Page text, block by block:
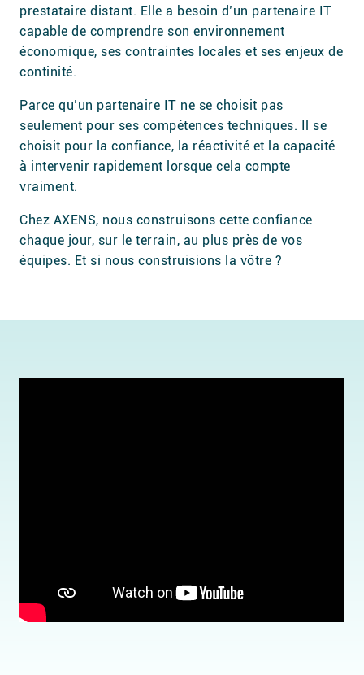
prestataire distant. Elle a besoin d’un partenaire IT
capable de comprendre son environnement
économique, ses contraintes locales et ses enjeux de
continité.
Parce qu’un partenaire IT ne se choisit pas
seulement pour ses compétences techniques. Il se
choisit pour la confiance, la réactivité et la capacité
à intervenir rapidement lorsque cela compte
vraiment.
Chez AXENS, nous construisons cette confiance
chaque jour, sur le terrain, au plus près de vos
équipes. Et si nous construisions la vôtre ?